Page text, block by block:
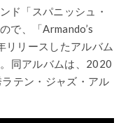
ド「スパニッシュ・
で、「Armando’s
リリースしたアルバム
同アルバムは、2020
テン・ジャズ・アル